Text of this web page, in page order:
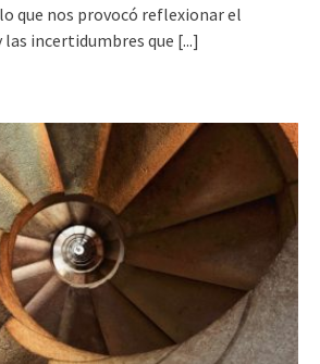
que nos provocó reflexionar el
incertidumbres que [...]